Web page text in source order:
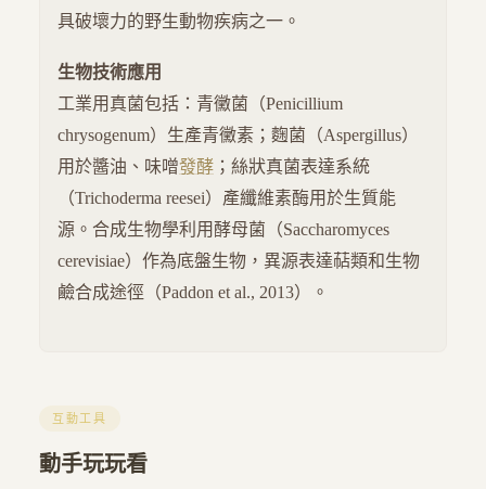
具破壞力的野生動物疾病之一。
生物技術應用
工業用真菌包括：青黴菌（Penicillium
chrysogenum）生產青黴素；麴菌（Aspergillus）
用於醬油、味噌發酵 ；絲狀真菌表達系統
（Trichoderma reesei）產纖維素酶用於生質能
源。合成生物學利用酵母菌（Saccharomyces
cerevisiae）作為底盤生物，異源表達萜類和生物
鹼合成途徑（Paddon et al., 2013）。
互動工具
動手玩玩看